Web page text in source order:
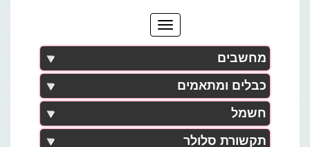
מחשבים
כבלים ומתאמים
חשמל
תקשורת סלולר